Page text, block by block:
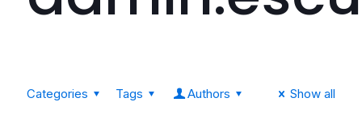
Categories Tags Authors Show all